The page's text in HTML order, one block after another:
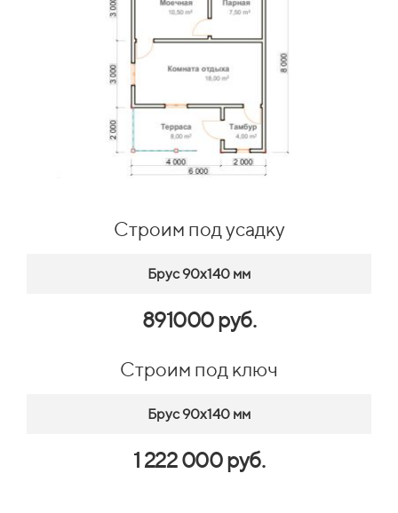
Строим под усадку
Брус 90х140 мм
891000 руб.
Строим под ключ
Брус 90х140 мм
1 222 000 руб.